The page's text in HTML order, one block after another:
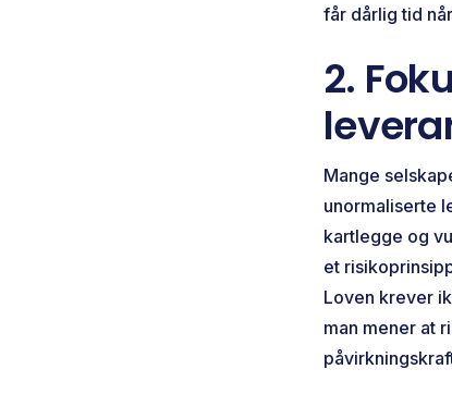
får dårlig tid
2.
Mange
unormaliserte
kartlegge og
et
Loven krever
man mener at